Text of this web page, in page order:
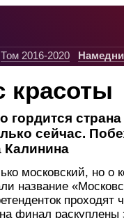
Том 2016-2020 Намедни
красоты
гордится
сейчас.
Калинина
московский, но о
название
проходят
финал